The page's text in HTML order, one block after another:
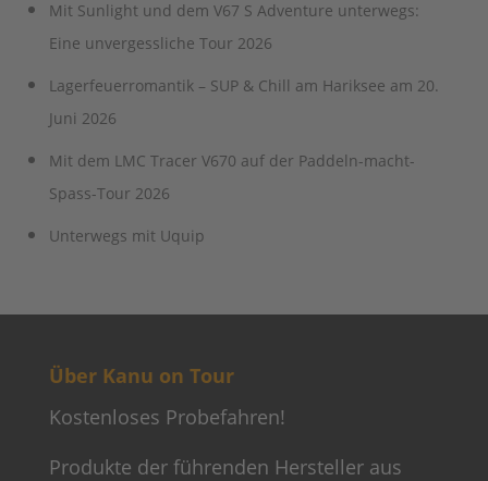
Mit Sunlight und dem V67 S Adventure unterwegs:
Eine unvergessliche Tour 2026
Lagerfeuerromantik – SUP & Chill am Hariksee am 20.
Juni 2026
Mit dem LMC Tracer V670 auf der Paddeln-macht-
Spass-Tour 2026
Unterwegs mit Uquip
Über Kanu on Tour
Kostenloses Probefahren!
Produkte der führenden Hersteller aus